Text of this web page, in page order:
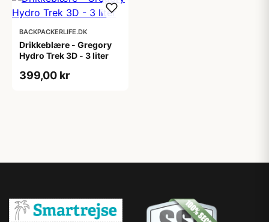
BACKPACKERLIFE.DK
Drikkeblære - Gregory
Hydro Trek 3D - 3 liter
399,00 kr